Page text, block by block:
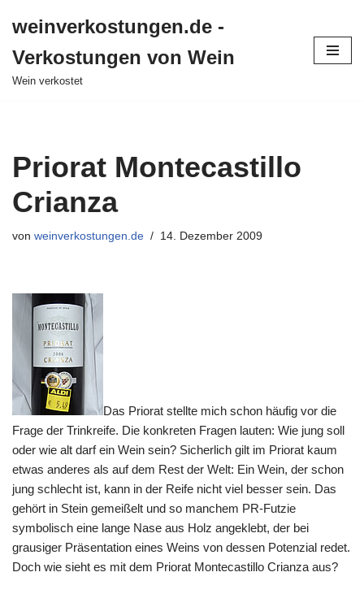
Inhalt
springen
weinverkostungen.de -
Verkostungen von Wein
Wein verkostet
Priorat Montecastillo
Crianza
von weinverkostungen.de 14. Dezember 2009
Das Priorat stellte mich schon häufig vor die
Frage der Trinkreife. Die konkreten Fragen lauten: Wie jung soll
oder wie alt darf ein Wein sein? Sicherlich gilt im Priorat kaum
etwas anderes als auf dem Rest der Welt: Ein Wein, der schon
jung schlecht ist, kann in der Reife nicht viel besser sein. Das
gehört in Stein gemeißelt und so manchem PR-Futzie
symbolisch eine lange Nase aus Holz angeklebt, der bei
grausiger Präsentation eines Weins von dessen Potenzial redet.
Doch wie sieht es mit dem Priorat Montecastillo Crianza aus?